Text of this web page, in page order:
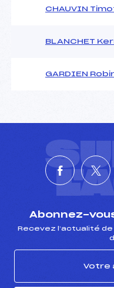
CHAUVIN
BLANCHET
GARDIEN
Abonnez-
Recevez l’actualité de